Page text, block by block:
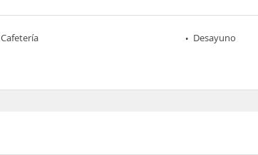
Cafetería
Desayuno